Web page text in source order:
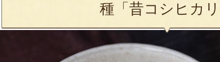
種「昔コシヒカ